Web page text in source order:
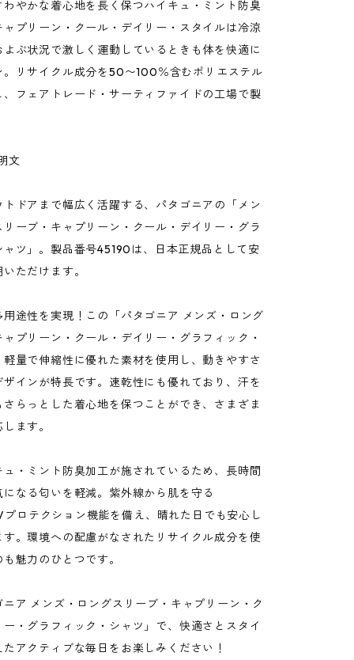
わやかな着心地を長く保つハイキュ・ミント防臭
プリーン・クール・デイリー・スタイルは冷涼
よぶ状況で激しく運動しているときも体を快適に
。リサイクル成分を50〜100％含むポリエステル
フェアトレード・サーティファイドの工場で製
文
トドアまで幅広く活躍する、パタゴニアの「メン
リーブ・キャプリーン・クール・デイリー・グラ
ャツ」。製品番号45190は、日本正規品として安
ただけます。
途性を実現！この「パタゴニア メンズ・ロング
ャプリーン・クール・デイリー・グラフィック・
軽量で伸縮性に優れた素材を使用し、動きやすさ
ザインが特長です。速乾性にも優れており、汗を
さらっとした着心地を保つことができ、さまざま
ます。
ュ・ミント防臭加工が施されているため、長時間
になる匂いを軽減。紫外線から肌を守る
プロテクション機能を備え、晴れた日でも安心し
す。環境への配慮がなされたリサイクル成分を使
魅力のひとつです。
ニア メンズ・ロングスリーブ・キャプリーン・ク
ー・グラフィック・シャツ」で、快適さとスタイ
アクティブな毎日をお楽しみください！